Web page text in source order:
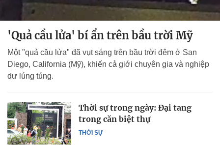
'Quả cầu lửa' bí ẩn trên bầu trời Mỹ
Một "quả cầu lửa" đã vụt sáng trên bầu trời đêm ở San
Diego, California (Mỹ), khiến cả giới chuyên gia và nghiệp
dư lúng túng.
THỜI SỰ
Thời sự trong ngày: Đại tang
trong căn biệt thự